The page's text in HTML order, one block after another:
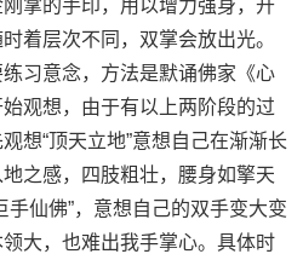
的手印，用以增力强身，开
着层次不同，双掌会放出光。
意念，方法是默诵佛家《心
观想，由于有以上两阶段的过
想“顶天立地”意想自己在渐渐长
之感，四肢粗壮，腰身如擎天
手仙佛”，意想自己的双手变大变
大，也难出我手掌心。具体时